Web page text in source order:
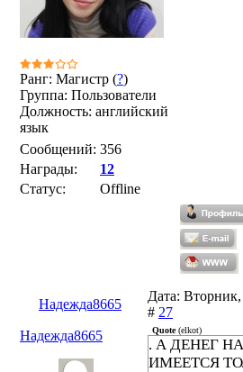
Ранг: Магистр (?)
Группа: Пользователи
Должность: английский
язык
Сообщений: 356
Награды:
12
Статус:
Offline
Надежда8665
Дата:
# 27
Надежда8665
Quote(elkot)
. А ДЕНЕГ
ИМЕЕТСЯ